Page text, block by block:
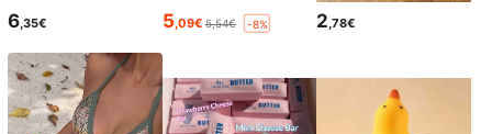
6 ,35€ 5 ,09€ 5,54€ -8% 2 ,78€